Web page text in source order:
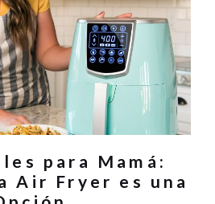
para Mamá:
Air Fryer es una